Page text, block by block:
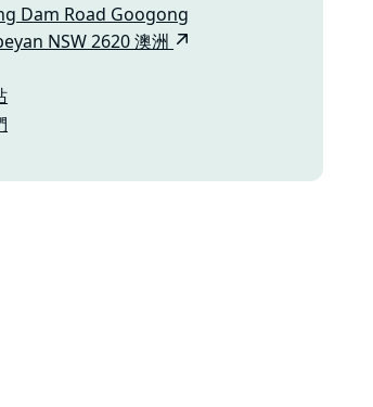
Dam Road Googong
NSW 2620 澳洲